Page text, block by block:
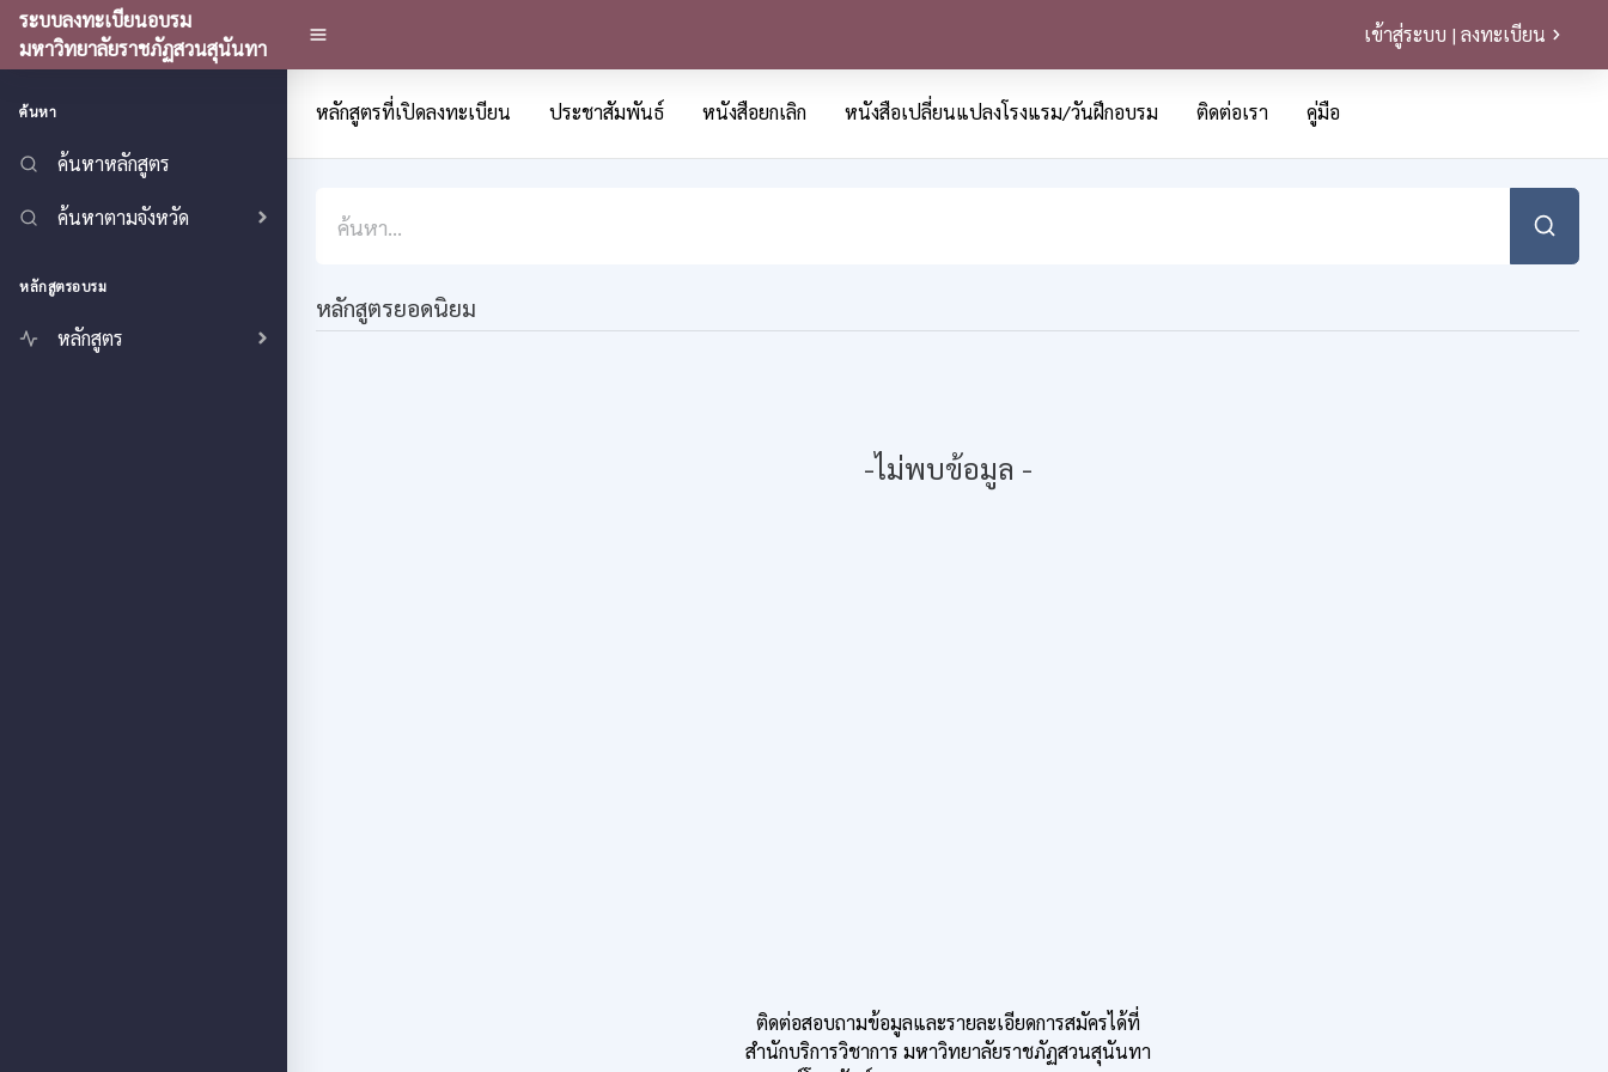
ระบบลงทะเบียนอบรม
มหาวิทยาลัยราชภัฏสวนสุนันทา
เข้าสู่ระบบ | ลงทะเบียน
ค้นหา
ค้นหาหลักสูตร
ค้นหาตามจังหวัด
หลักสูตรอบรม
หลักสูตร
หลักสูตรที่เปิดลงทะเบียน ประชาสัมพันธ์ หนังสือยกเลิก หนังสือเปลี่ยนแปลงโรงแรม/วันฝึกอบรม ติดต่อเรา คู่มือ
หลักสูตรยอดนิยม
-ไม่พบข้อมูล -
ติดต่อสอบถามข้อมูลและรายละเอียดการสมัครได้ที่
สำนักบริการวิชาการ มหาวิทยาลัยราชภัฏสวนสุนันทา